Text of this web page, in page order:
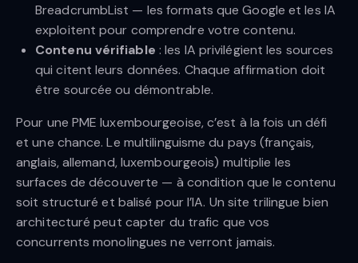
BreadcrumbList — les formats que Google et les IA
exploitent pour comprendre votre contenu.
Contenu vérifiable : les IA privilégient les sources
qui citent leurs données. Chaque affirmation doit
être sourcée ou démontrable.
Pour une PME luxembourgeoise, c’est à la fois un défi
et une chance. Le multilinguisme du pays (français,
anglais, allemand, luxembourgeois) multiplie les
surfaces de découverte — à condition que le contenu
soit structuré et balisé pour l’IA. Un site trilingue bien
architecturé peut capter du trafic que vos
concurrents monolingues ne verront jamais.